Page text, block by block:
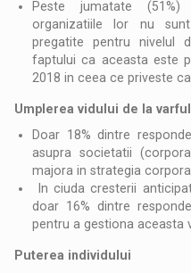
Peste jumatate
organizatiile lor nu
pregatite pentru nivelul
faptului ca aceasta este
2018 in ceea ce priveste
Umplerea vidului de la va
Doar 18% dintre
asupra societatii
majora in strategia
In ciuda cresterii
doar 16% dintre
pentru a gestiona aceasta
Puterea individului